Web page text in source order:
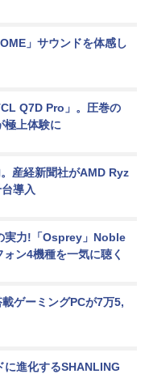
」サウンドを体感し
Q7D Pro」。圧巻の
極上体験に
産経新聞社がAMD Ryz
導入
実力!「Osprey」Noble
ン4機種を一気に聴く
ゲーミングPCが7万5,
に進化するSHANLING